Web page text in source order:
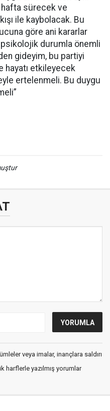
sürecek ve
ile kaybolacak. Bu
göre ani kararlar
durumla önemli
gideyim, bu partiyi
hayatı etkileyecek
ertelenmeli. Bu duygu
veya imalar, inançlara saldırı
harflerle yazılmış yorumlar